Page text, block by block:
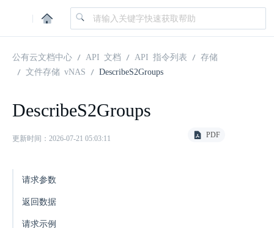
|
公有云文档中心 API 文档 API 指令列表
存储
文件存储 vNAS
DescribeS2Groups
DescribeS2Groups
更新时间：2026-07-21 05:03:11 PDF
请求参数
返回数据
请求示例